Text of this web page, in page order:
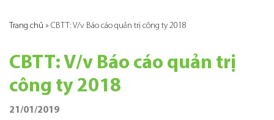
Trang chủ » CBTT: V/v Báo cáo quản trị công ty 2018
CBTT: V/v Báo cáo quản trị
công ty 2018
21/01/2019